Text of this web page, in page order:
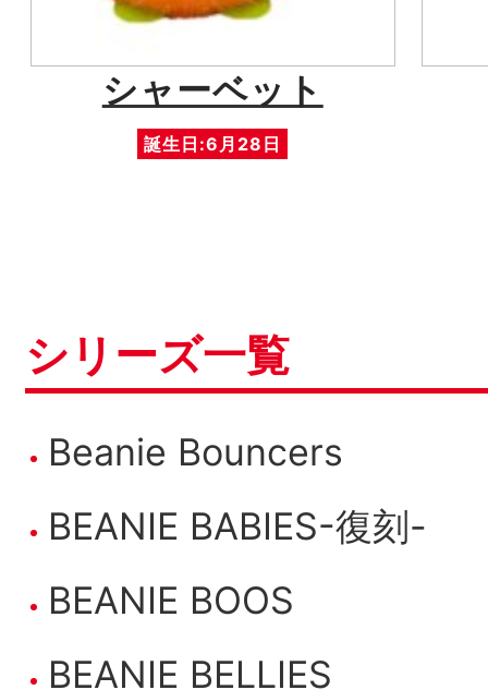
シャーベット
誕生日:6月28日
シリーズ一覧
Beanie Bouncers
BEANIE BABIES-復刻-
BEANIE BOOS
BEANIE BELLIES